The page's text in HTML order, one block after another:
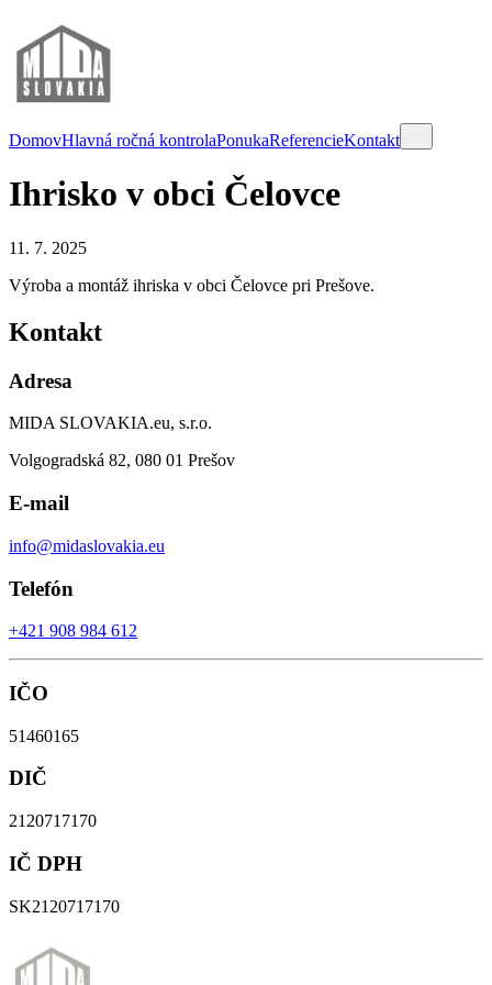
DomovHlavná ročná kontrolaPonukaReferencieKontakt
Ihrisko v obci Čelovce
11. 7. 2025
Výroba a montáž ihriska v obci Čelovce pri Prešove.
Kontakt
Adresa
MIDA SLOVAKIA.eu, s.r.o.
Volgogradská 82, 080 01 Prešov
E-mail
info@midaslovakia.eu
Telefón
+421 908 984 612
IČO
51460165
DIČ
2120717170
IČ DPH
SK2120717170